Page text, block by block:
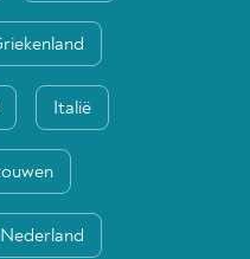
Italië
Nederland